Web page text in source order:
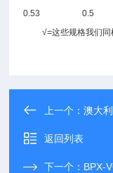
0.53
0.5
√=这些规格我们同样
上一个：澳大利
返回列表
下一个： BPX-